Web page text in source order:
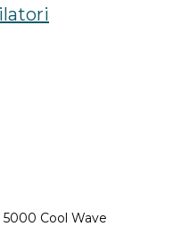
Cool Wave